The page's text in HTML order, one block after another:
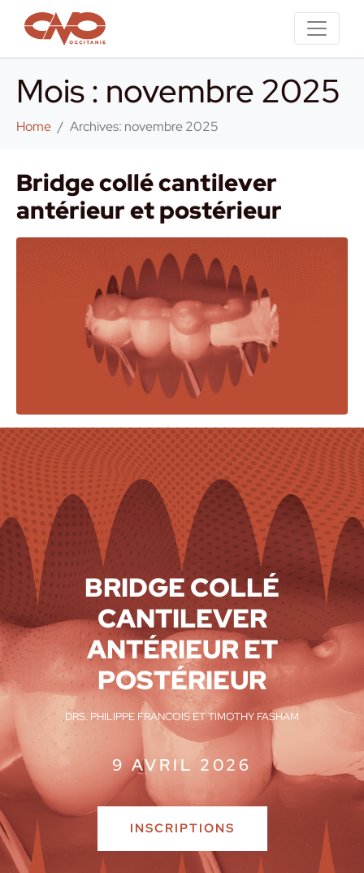
Mois : novembre 2025
Home Archives: novembre 2025
Bridge collé cantilever
antérieur et postérieur
BRIDGE COLLÉ
CANTILEVER
ANTÉRIEUR ET
POSTÉRIEUR
DRS. PHILIPPE FRANCOIS ET TIMOTHY FASHAM
9 AVRIL 2026
INSCRIPTIONS